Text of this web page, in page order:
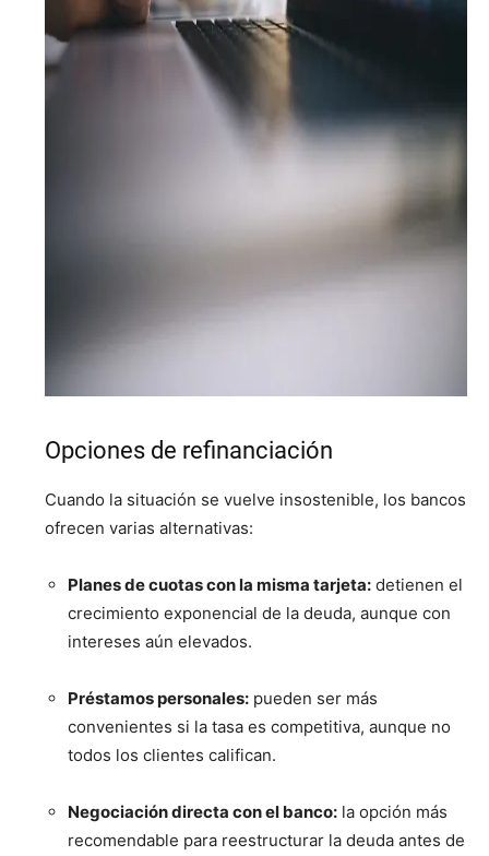
Opciones de refinanciación
Cuando la situación se vuelve insostenible, los bancos
ofrecen varias alternativas:
Planes de cuotas con la misma tarjeta: detienen el
crecimiento exponencial de la deuda, aunque con
intereses aún elevados.
Préstamos personales: pueden ser más
convenientes si la tasa es competitiva, aunque no
todos los clientes califican.
Negociación directa con el banco: la opción más
recomendable para reestructurar la deuda antes de